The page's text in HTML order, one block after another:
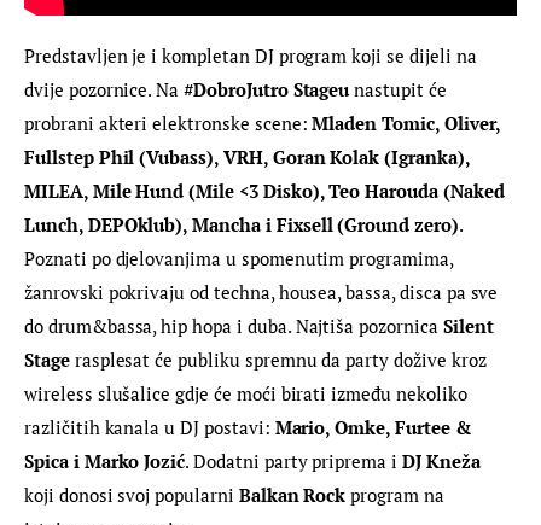
Predstavljen je i kompletan DJ program koji se dijeli na
dvije pozornice. Na #DobroJutro Stageu nastupit će
probrani akteri elektronske scene: Mladen Tomic, Oliver,
Fullstep Phil (Vubass), VRH, Goran Kolak (Igranka),
MILEA, Mile Hund (Mile <3 Disko), Teo Harouda (Naked
Lunch, DEPOklub), Mancha i Fixsell (Ground zero).
Poznati po djelovanjima u spomenutim programima,
žanrovski pokrivaju od techna, housea, bassa, disca pa sve
do drum&bassa, hip hopa i duba. Najtiša pozornica Silent
Stage rasplesat će publiku spremnu da party dožive kroz
wireless slušalice gdje će moći birati između nekoliko
različitih kanala u DJ postavi: Mario, Omke, Furtee &
Spica i Marko Jozić. Dodatni party priprema i DJ Kneža
koji donosi svoj popularni Balkan Rock program na